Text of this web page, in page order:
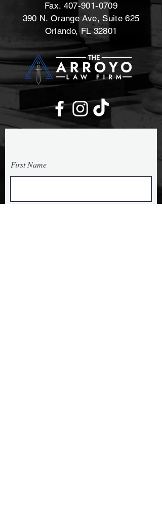
Fax. 407-901-0709
390 N. Orange Ave, Suite 625
Orlando, FL 32801
First Name